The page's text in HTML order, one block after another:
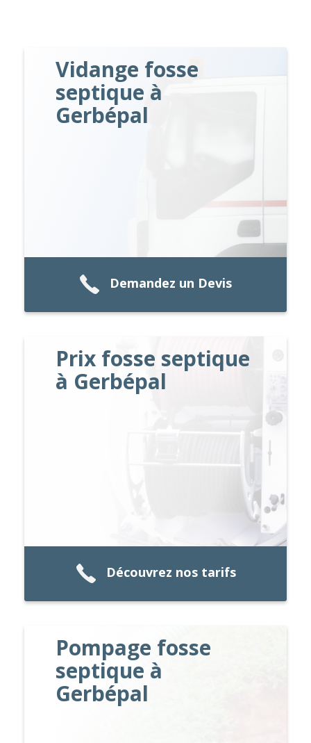
Vidange fosse
septique à
Gerbépal
Demandez un Devis
Prix fosse septique
à Gerbépal
Découvrez nos tarifs
Pompage fosse
septique à
Gerbépal